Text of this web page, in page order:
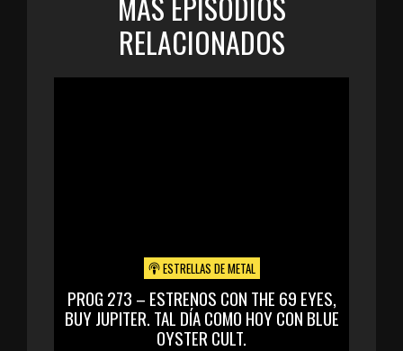
RELACIONADOS
ESTRELLAS DE METAL
PROG 273 – ESTRENOS CON THE 69 EYES,
BUY JUPITER. TAL DÍA COMO HOY CON BLUE
OYSTER CULT.